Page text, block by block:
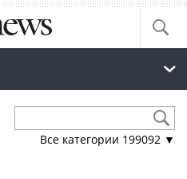
Все категории 199092 ▼